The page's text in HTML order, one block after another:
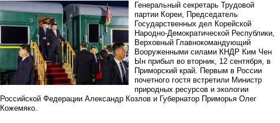
Генеральный секретарь Трудовой
партии Кореи, Председатель
Государственных дел Корейской
Народно-Демократической Республики,
Верховный Главнокомандующий
Вооруженными силами КНДР Ким Чен
Ын прибыл во вторник, 12 сентября, в
Приморский край. Первым в России
почетного гостя встретили Министр
природных ресурсов и экологии
Российской Федерации Александр Козлов и Губернатор Приморья Олег
Кожемяко.